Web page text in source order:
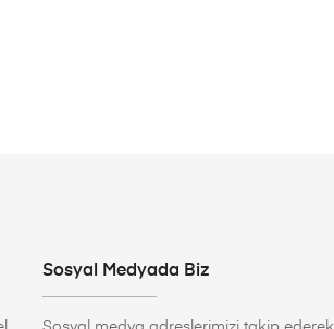
Sosyal Medyada Biz